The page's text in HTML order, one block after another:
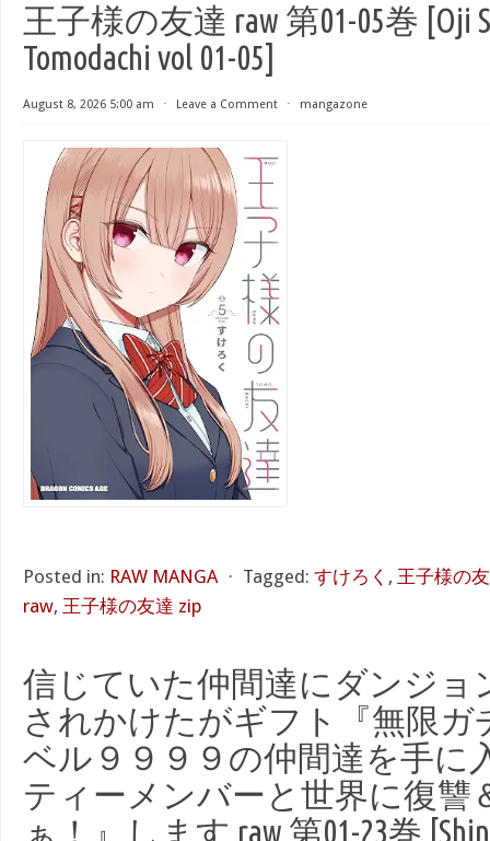
王子様の友達 raw 第01-05巻 [Oji
Tomodachi vol 01-05]
August 8, 2026 5:00 am ⋅ Leave a Comment ⋅ mangazone
Posted in: RAW MANGA ⋅ Tagged: すけろく , 王子様の
raw, 王子様の友達 zip
信じていた仲間達にダンジョ
されかけたがギフト『無限ガ
ベル９９９９の仲間達を手に
ティーメンバーと世界に復讐
ぁ！』します raw 第01-23巻